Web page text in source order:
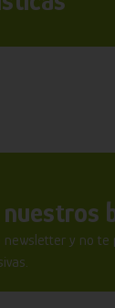
newsletter y no